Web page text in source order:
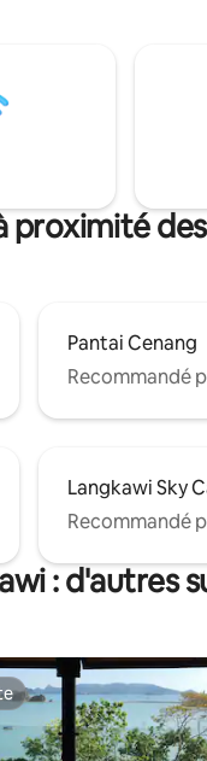
silhouette. Élu Coup de
et classé parmi
les plus appréciés sur
vous juste à côté,
ou restez
ULU vous suffire.
proximité
Pantai Cenang
Recommandé
Langkawi Sky
Recommandé
: d'autres